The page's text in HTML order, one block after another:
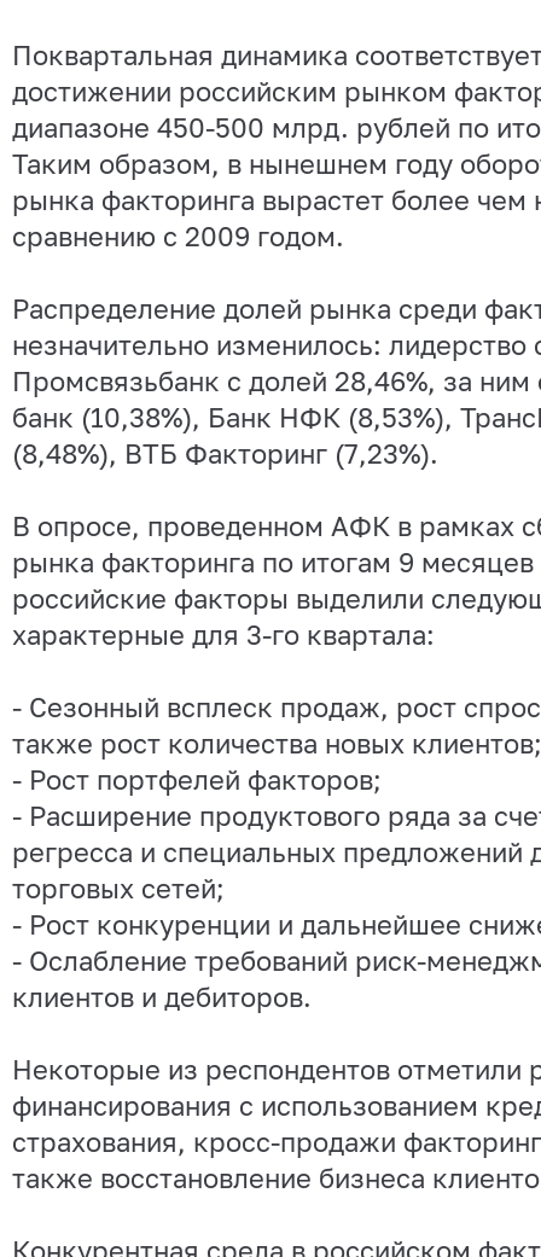
Поквартальная динамика
достижении российским рынком
диапазоне 450-500 млрд. рублей по
Таким образом, в нынешнем году
рынка факторинга вырастет более чем
сравнению с 2009 годом.
Распределение долей рынка среди
незначительно изменилось: лидерство
Промсвязьбанк с долей 28,46%, за
банк (10,38%), Банк НФК (8,53%),
(8,48%), ВТБ Факторинг (7,23%).
В опросе, проведенном АФК в рамках
рынка факторинга по итогам 9 месяцев
российские факторы выделили
характерные для 3-го квартала:
- Сезонный всплеск продаж, рост
также рост количества новых клиентов;
- Рост портфелей факторов;
- Расширение продуктового ряда за
регресса и специальных предложений
торговых сетей;
- Рост конкуренции и дальнейшее
- Ослабление требований риск-
клиентов и дебиторов.
Некоторые из респондентов отметили
финансирования с использованием
страхования, кросс-продажи
также восстановление бизнеса
Конкурентная среда в российском